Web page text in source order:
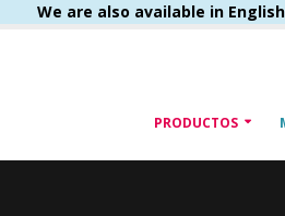
We are also available in
PRODUCTOS